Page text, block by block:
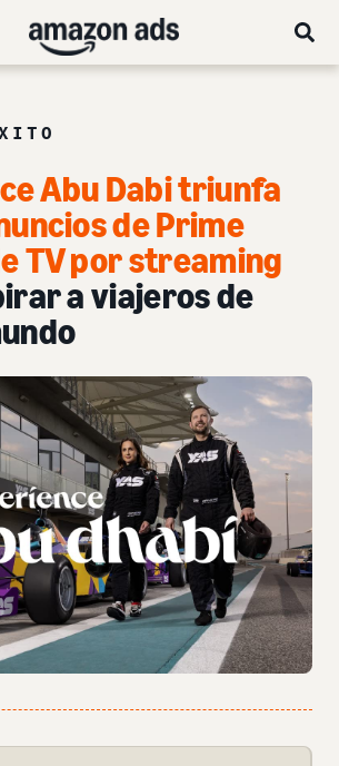
Abu Dabi triunfa
de Prime
TV por streaming
a viajeros de